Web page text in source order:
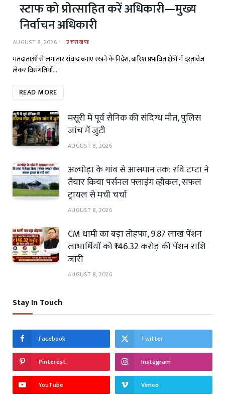
स्टाफ को प्रोत्साहित करें अधिकारी—मुख्य
निर्वाचन अधिकारी
AUGUST 8, 2026 उत्तराखण्ड
मतदाताओं से लगातार संवाद बनाए रखने के निर्देश, बारिश प्रभावित क्षेत्रों में दस्तावेज
लेकर विसंगतियों…
READ MORE
मसूरी में पूर्व सैनिक की संदिग्ध मौत, पुलिस
जांच में जुटी
AUGUST 8, 2026
अल्मोड़ा के गांव से आसमान तक: रवि टम्टा ने
तैयार किया पर्सनल फ्लाइंग व्हीकल, सफल
ट्रायल से मची चर्चा
AUGUST 8, 2026
CM धामी का बड़ा तोहफा, 9.87 लाख पेंशन
लाभार्थियों को ₹146.32 करोड़ की पेंशन राशि
जारी
AUGUST 8, 2026
Stay In Touch
Facebook Twitter
Pinterest Instagram
YouTube Vimeo